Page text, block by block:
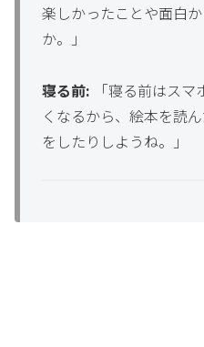
楽しかったことや面白
か。」
寝る前: 「寝る前はス
くなるから、絵本を読
をしたりしようね。」